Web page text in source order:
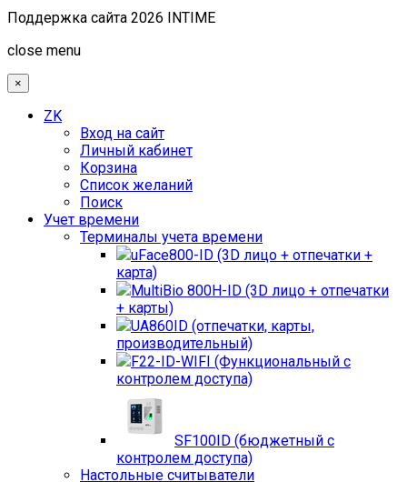
Поддержка сайта 2026 INTIME
close menu
×
ZK
Вход на сайт
Личный кабинет
Корзина
Список желаний
Поиск
Учет времени
Терминалы учета времени
uFace800-ID (3D лицо + отпечатки +
карта)
MultiBio 800H-ID (3D лицо + отпечатки
+ карты)
UA860ID (отпечатки, карты,
производительный)
F22-ID-WIFI (Функциональный с
контролем доступа)
SF100ID (бюджетный с
контролем доступа)
Настольные считыватели